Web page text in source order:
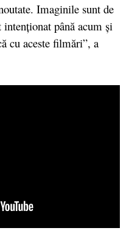
Imaginile sunt de
până acum și
cu aceste filmări”, a